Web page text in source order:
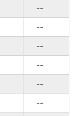
--
--
--
--
--
--